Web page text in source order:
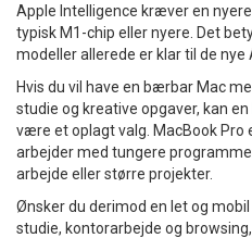
Apple Intelligence kræver en
typisk M1-chip eller nyere. Det
modeller allerede er klar til de nye
Hvis du vil have en bærbar Mac
studie og kreative opgaver, kan en
være et oplagt valg. MacBook Pro
arbejder med tungere
arbejde eller større projekter.
Ønsker du derimod en let og
studie, kontorarbejde og